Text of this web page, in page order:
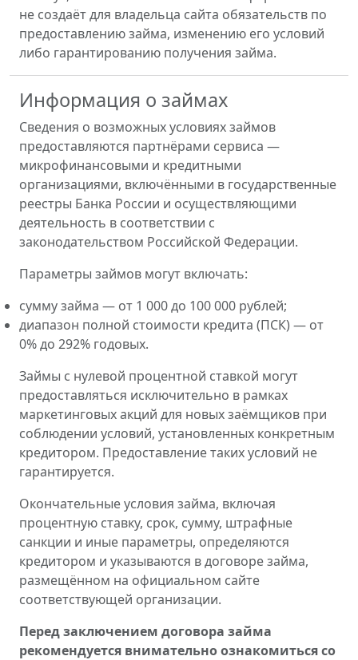
не создаёт для владельца сайта обязательств по
предоставлению займа, изменению его условий
либо гарантированию получения займа.
Информация о займах
Сведения о возможных условиях займов
предоставляются партнёрами сервиса —
микрофинансовыми и кредитными
организациями, включёнными в государственные
реестры Банка России и осуществляющими
деятельность в соответствии с
законодательством Российской Федерации.
Параметры займов могут включать:
сумму займа — от 1 000 до 100 000 рублей;
диапазон полной стоимости кредита (ПСК) — от
0% до 292% годовых.
Займы с нулевой процентной ставкой могут
предоставляться исключительно в рамках
маркетинговых акций для новых заёмщиков при
соблюдении условий, установленных конкретным
кредитором. Предоставление таких условий не
гарантируется.
Окончательные условия займа, включая
процентную ставку, срок, сумму, штрафные
санкции и иные параметры, определяются
кредитором и указываются в договоре займа,
размещённом на официальном сайте
соответствующей организации.
Перед заключением договора займа
рекомендуется внимательно ознакомиться со